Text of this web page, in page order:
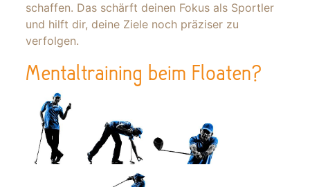
schaffen. Das schärft deinen Fokus als Sportler
und hilft dir, deine Ziele noch präziser zu
verfolgen.
Mentaltraining beim Floaten?